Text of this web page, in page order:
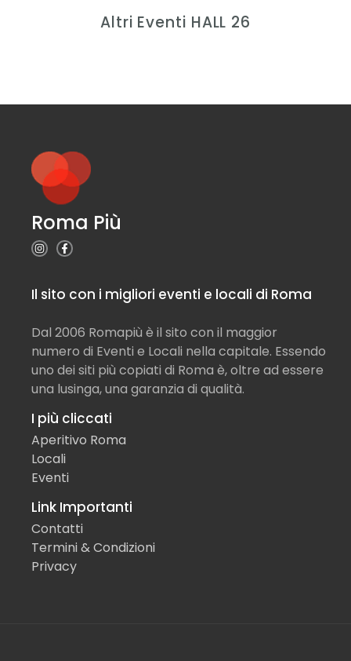
Altri Eventi HALL 26
Roma Più
Il sito con i migliori eventi e locali di Roma
Dal 2006 Romapiù è il sito con il maggior
numero di Eventi e Locali nella capitale. Essendo
uno dei siti più copiati di Roma è, oltre ad essere
una lusinga, una garanzia di qualità.
I più cliccati
Aperitivo Roma
Locali
Eventi
Link Importanti
Contatti
Termini & Condizioni
Privacy